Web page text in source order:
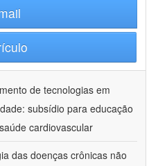
de tecnologias em
subsídio para educação
cardiovascular
das doenças crônicas não